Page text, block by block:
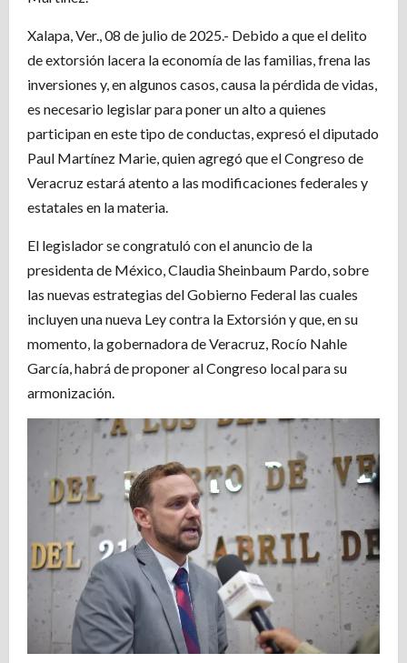
Xalapa, Ver., 08 de julio de 2025.- Debido a que el delito
de extorsión lacera la economía de las familias, frena las
inversiones y, en algunos casos, causa la pérdida de vidas,
es necesario legislar para poner un alto a quienes
participan en este tipo de conductas, expresó el diputado
Paul Martínez Marie, quien agregó que el Congreso de
Veracruz estará atento a las modificaciones federales y
estatales en la materia.
El legislador se congratuló con el anuncio de la
presidenta de México, Claudia Sheinbaum Pardo, sobre
las nuevas estrategias del Gobierno Federal las cuales
incluyen una nueva Ley contra la Extorsión y que, en su
momento, la gobernadora de Veracruz, Rocío Nahle
García, habrá de proponer al Congreso local para su
armonización.